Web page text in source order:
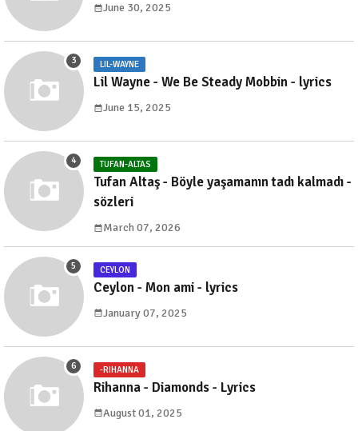
June 30, 2025
LIL-WAYNE
Lil Wayne - We Be Steady Mobbin - lyrics
June 15, 2025
TUFAN-ALTAS
Tufan Altaş - Böyle yaşamanın tadı kalmadı -
sözleri
March 07, 2026
CEYLON
Ceylon - Mon ami - lyrics
January 07, 2025
-RIHANNA
Rihanna - Diamonds - Lyrics
August 01, 2025